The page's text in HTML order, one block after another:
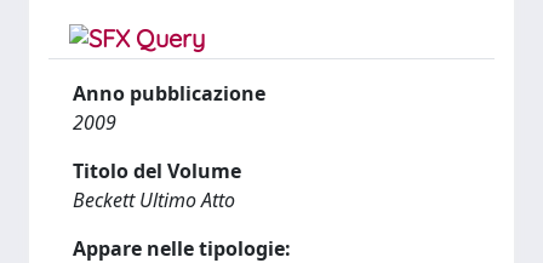
Anno pubblicazione
2009
Titolo del Volume
Beckett Ultimo Atto
Appare nelle tipologie: